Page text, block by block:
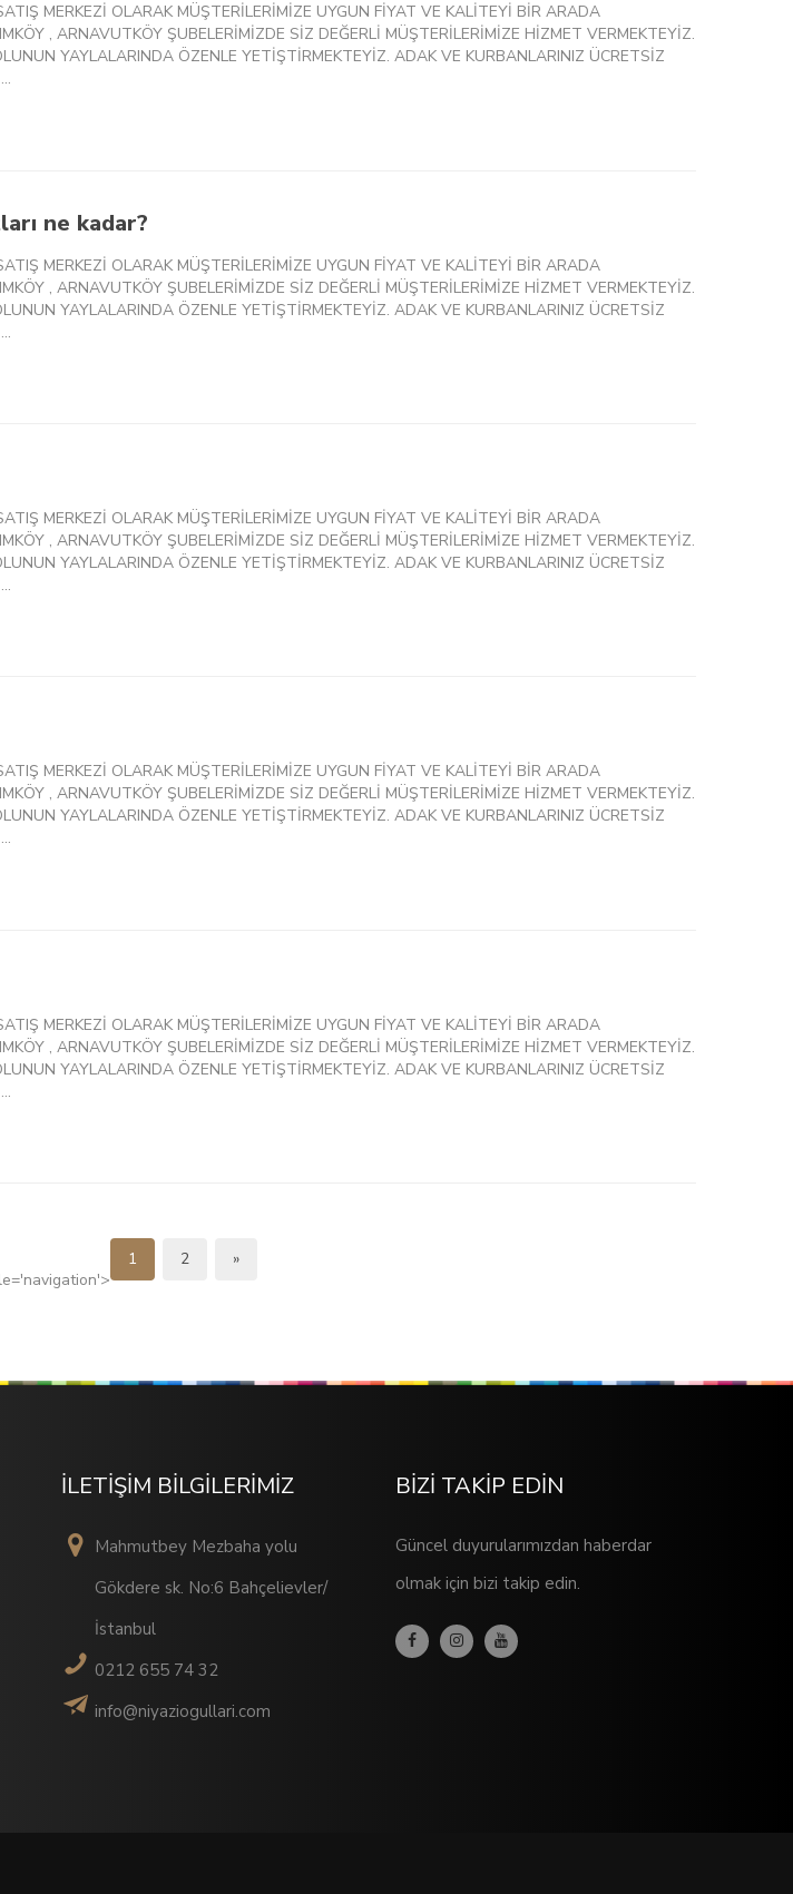
MERKEZİ OLARAK MÜŞTERİLERİMİZE UYGUN FİYAT VE KALİTEYİ BİR ARADA
, ARNAVUTKÖY ŞUBELERİMİZDE SİZ DEĞERLİ MÜŞTERİLERİMİZE HİZMET VERMEKTEYİZ.
YAYLALARINDA ÖZENLE YETİŞTİRMEKTEYİZ. ADAK VE KURBANLARINIZ ÜCRETSİZ
ne kadar?
MERKEZİ OLARAK MÜŞTERİLERİMİZE UYGUN FİYAT VE KALİTEYİ BİR ARADA
, ARNAVUTKÖY ŞUBELERİMİZDE SİZ DEĞERLİ MÜŞTERİLERİMİZE HİZMET VERMEKTEYİZ.
YAYLALARINDA ÖZENLE YETİŞTİRMEKTEYİZ. ADAK VE KURBANLARINIZ ÜCRETSİZ
MERKEZİ OLARAK MÜŞTERİLERİMİZE UYGUN FİYAT VE KALİTEYİ BİR ARADA
, ARNAVUTKÖY ŞUBELERİMİZDE SİZ DEĞERLİ MÜŞTERİLERİMİZE HİZMET VERMEKTEYİZ.
YAYLALARINDA ÖZENLE YETİŞTİRMEKTEYİZ. ADAK VE KURBANLARINIZ ÜCRETSİZ
MERKEZİ OLARAK MÜŞTERİLERİMİZE UYGUN FİYAT VE KALİTEYİ BİR ARADA
, ARNAVUTKÖY ŞUBELERİMİZDE SİZ DEĞERLİ MÜŞTERİLERİMİZE HİZMET VERMEKTEYİZ.
YAYLALARINDA ÖZENLE YETİŞTİRMEKTEYİZ. ADAK VE KURBANLARINIZ ÜCRETSİZ
MERKEZİ OLARAK MÜŞTERİLERİMİZE UYGUN FİYAT VE KALİTEYİ BİR ARADA
, ARNAVUTKÖY ŞUBELERİMİZDE SİZ DEĞERLİ MÜŞTERİLERİMİZE HİZMET VERMEKTEYİZ.
YAYLALARINDA ÖZENLE YETİŞTİRMEKTEYİZ. ADAK VE KURBANLARINIZ ÜCRETSİZ
1 2 »
İLETİŞİM BİLGİLERİMİZ
Mahmutbey Mezbaha yolu
Gökdere sk. No:6 Bahçelievler/
İstanbul
0212 655 74 32
info@niyaziogullari.com
BİZİ TAKİP EDİN
Güncel duyurularımızdan haberdar
olmak için bizi takip edin.